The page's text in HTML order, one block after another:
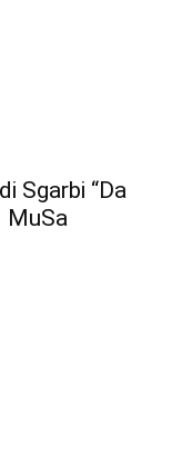
Sgarbi “Da
MuSa